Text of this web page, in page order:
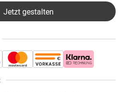
Jetzt gestalten
: